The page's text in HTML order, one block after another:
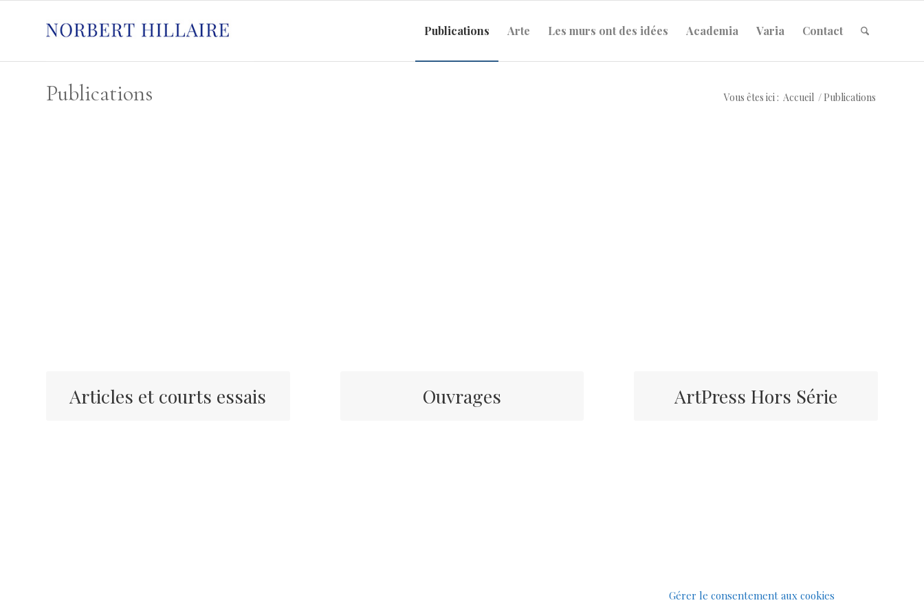
Gérer le consentement aux cookies
Publications Arte Les murs ont des idées Academia Varia Contact
Publications Vous êtes ici : Accueil / Publications
Articles et courts essais Ouvrages ArtPress Hors Série